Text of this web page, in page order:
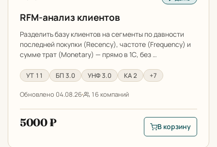
RFM-анализ клиентов
Разделить базу клиентов на сегменты по давности
последней покупки (Recency), частоте (Frequency) и
сумме трат (Monetary) — прямо в 1С, без …
УТ 11 БП 3.0 УНФ 3.0 КА 2 +7
Обновлено 04.08.26 16 компаний
5000 ₽
В корзину: RFM-
В корзину